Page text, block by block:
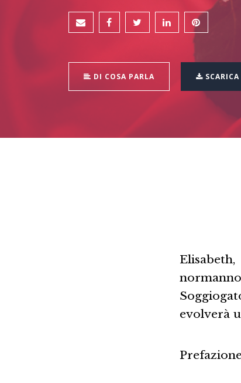
DI COSA PARLA
evolverà